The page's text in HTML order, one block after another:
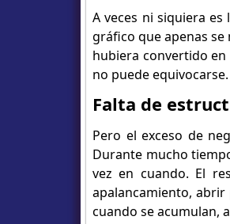
A veces ni siquiera
gráfico que apenas se
hubiera convertido
no puede
Falta de
Pero el exceso de
Durante mucho
vez en cuando. El
apalancamiento,
cuando se acumulan,